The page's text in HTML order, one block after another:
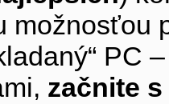
možnosťou
PC
začnite